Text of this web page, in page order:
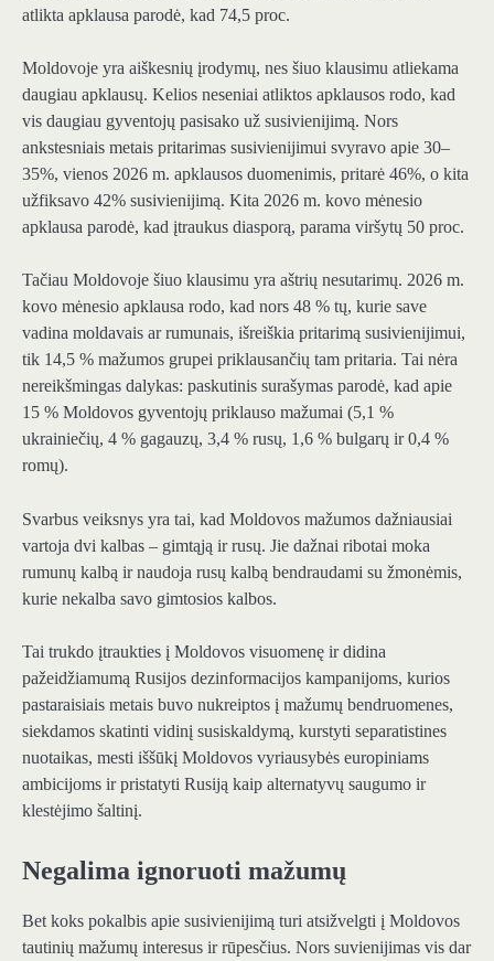
atlikta apklausa parodė, kad 74,5 proc.
Moldovoje yra aiškesnių įrodymų, nes šiuo klausimu atliekama
daugiau apklausų. Kelios neseniai atliktos apklausos rodo, kad
vis daugiau gyventojų pasisako už susivienijimą. Nors
ankstesniais metais pritarimas susivienijimui svyravo apie 30–
35%, vienos 2026 m. apklausos duomenimis, pritarė 46%, o kita
užfiksavo 42% susivienijimą. Kita 2026 m. kovo mėnesio
apklausa parodė, kad įtraukus diasporą, parama viršytų 50 proc.
Tačiau Moldovoje šiuo klausimu yra aštrių nesutarimų. 2026 m.
kovo mėnesio apklausa rodo, kad nors 48 % tų, kurie save
vadina moldavais ar rumunais, išreiškia pritarimą susivienijimui,
tik 14,5 % mažumos grupei priklausančių tam pritaria. Tai nėra
nereikšmingas dalykas: paskutinis surašymas parodė, kad apie
15 % Moldovos gyventojų priklauso mažumai (5,1 %
ukrainiečių, 4 % gagauzų, 3,4 % rusų, 1,6 % bulgarų ir 0,4 %
romų).
Svarbus veiksnys yra tai, kad Moldovos mažumos dažniausiai
vartoja dvi kalbas – gimtąją ir rusų. Jie dažnai ribotai moka
rumunų kalbą ir naudoja rusų kalbą bendraudami su žmonėmis,
kurie nekalba savo gimtosios kalbos.
Tai trukdo įtraukties į Moldovos visuomenę ir didina
pažeidžiamumą Rusijos dezinformacijos kampanijoms, kurios
pastaraisiais metais buvo nukreiptos į mažumų bendruomenes,
siekdamos skatinti vidinį susiskaldymą, kurstyti separatistines
nuotaikas, mesti iššūkį Moldovos vyriausybės europiniams
ambicijoms ir pristatyti Rusiją kaip alternatyvų saugumo ir
klestėjimo šaltinį.
Negalima ignoruoti mažumų
Bet koks pokalbis apie susivienijimą turi atsižvelgti į Moldovos
tautinių mažumų interesus ir rūpesčius. Nors suvienijimas vis dar